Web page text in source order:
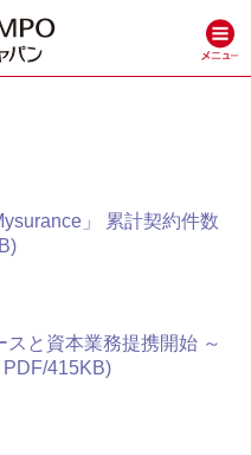
」 累計契約件数
と資本業務提携開始 ～
PDF/415KB)